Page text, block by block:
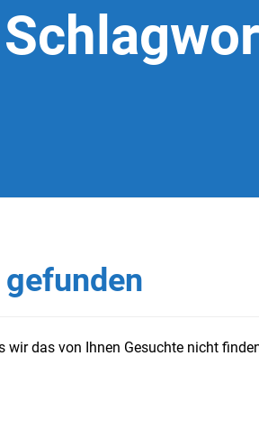
wir das von Ihnen Gesuchte nicht